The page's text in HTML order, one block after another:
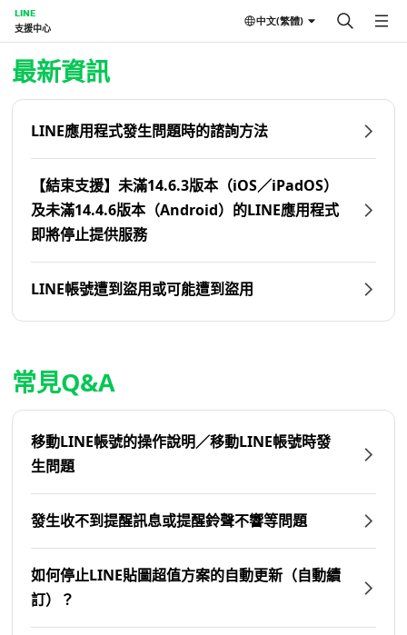
LINE
支援中心
中文(繁體)
首頁 | LINE支援中心
最新資訊
LINE應用程式發生問題時的諮詢方法
【結束支援】未滿14.6.3版本（iOS／iPadOS）
及未滿14.4.6版本（Android）的LINE應用程式
即將停止提供服務
LINE帳號遭到盜用或可能遭到盜用
常見Q&A
移動LINE帳號的操作說明／移動LINE帳號時發
生問題
發生收不到提醒訊息或提醒鈴聲不響等問題
如何停止LINE貼圖超值方案的自動更新（自動續
訂）？